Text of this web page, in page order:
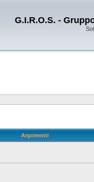
G.I.R.O.S. -
Argomenti